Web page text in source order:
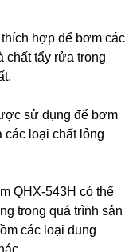
hợp để bơm các
chất tẩy rửa trong
sử dụng để bơm
các loại chất lỏng
QHX-543H có thể
trong quá trình sản
các loại dung